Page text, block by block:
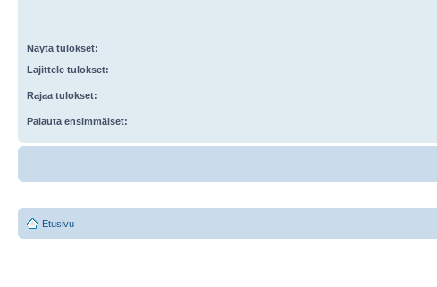
Näytä tulokset:
Lajittele tulokset:
Rajaa tulokset:
Palauta ensimmäiset:
Etusivu